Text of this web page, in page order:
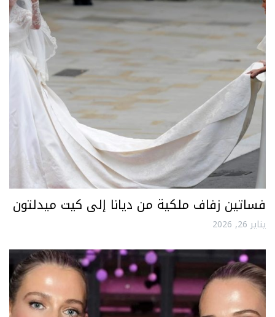
فساتين زفاف ملكية من ديانا إلى كيت ميدلتون
يناير 26, 2026